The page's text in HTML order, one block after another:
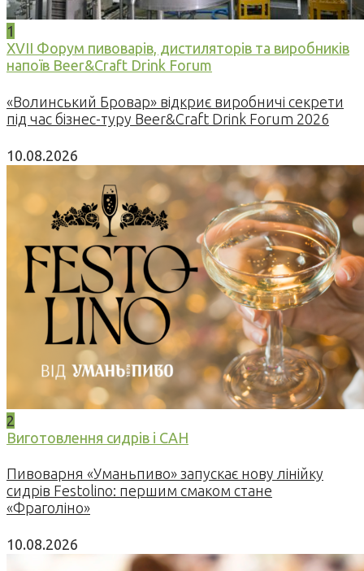
1
XVII Форум пивоварів, дистиляторів та виробників
напоїв Beer&Craft Drink Forum
«Волинський Бровар» відкриє виробничі секрети
під час бізнес-туру Beer&Craft Drink Forum 2026
10.08.2026
2
Виготовлення сидрів і САН
Пивоварня «Уманьпиво» запускає нову лінійку
сидрів Festolino: першим смаком стане
«Фраголіно»
10.08.2026